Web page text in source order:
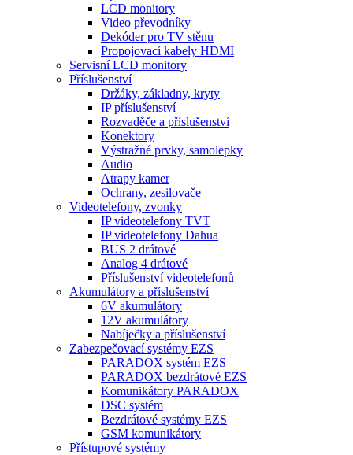
LCD monitory
Video převodníky
Dekóder pro TV stěnu
Propojovací kabely HDMI
Servisní LCD monitory
Příslušenství
Držáky, základny, kryty
IP příslušenství
Rozvaděče a příslušenství
Konektory
Výstražné prvky, samolepky
Audio
Atrapy kamer
Ochrany, zesilovače
Videotelefony, zvonky
IP videotelefony TVT
IP videotelefony Dahua
BUS 2 drátové
Analog 4 drátové
Příslušenství videotelefonů
Akumulátory a příslušenství
6V akumulátory
12V akumulátory
Nabíječky a příslušenství
Zabezpečovací systémy EZS
PARADOX systém EZS
PARADOX bezdrátové EZS
Komunikátory PARADOX
DSC systém
Bezdrátové systémy EZS
GSM komunikátory
Přístupové systémy